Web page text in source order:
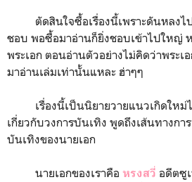
ตัดสินใจซื้อเรื่องนี้เพราะดันหลงไป
ชอบ พอซื้อมาอ่านก็ยิ่งชอบเข้าไปใหญ่
พระเอก ตอนอ่านตัวอย่างไม่คิดว่าพระเ
มาอ่านเล่มเท่านั้นแหละ ฮ่าๆๆ
เรื่องนี้เป็นนิยายวายแนวเกิดใหม่ไ
เกี่ยวกับวงการบันเทิง พูดถึงเส้นทางกา
บันเทิงของนายเอก
นายเอกของเราคือ หรงสวี่ อดีตซู